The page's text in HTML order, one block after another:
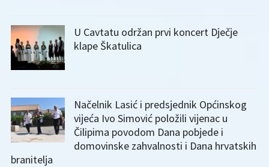
U Cavtatu održan prvi koncert Dječje
klape Škatulica
Načelnik Lasić i predsjednik Općinskog
vijeća Ivo Simović položili vijenac u
Čilipima povodom Dana pobjede i
domovinske zahvalnosti i Dana hrvatskih
branitelja